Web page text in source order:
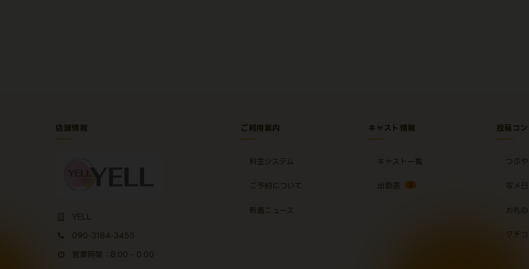
店舗情報
YELL
090-3184-3455
営業時間：8:00 - 0:00
ご利用案内
料金システム
ご予約について
新着ニュース
キャスト情報
キャスト一覧
出勤表 2
投稿コ
つぶ
写メ
お礼
クチ